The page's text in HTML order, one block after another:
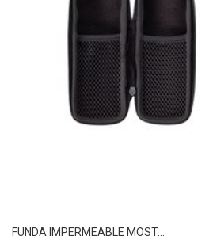
FUNDA IMPERMEABLE MOST...